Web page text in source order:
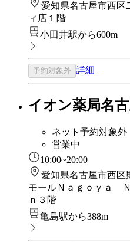
愛知県名古屋市西区
ィ店１階
小田井駅から600m
予約対象外 詳細
イオン薬局名
ネット予約対象外
営業中
10:00~20:00
愛知県名古屋市西
モールＮａｇｏｙａ
ｎ３階
亀島駅から388m